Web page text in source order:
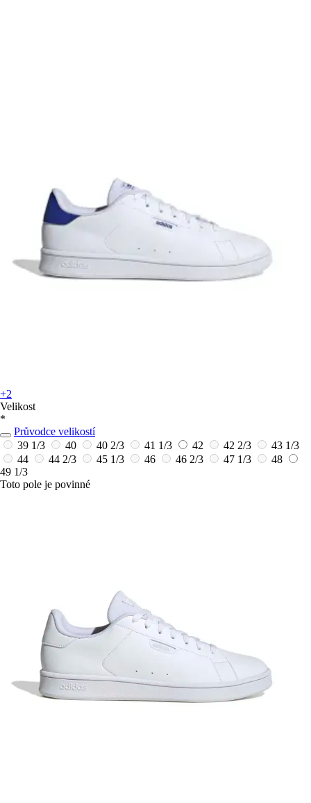
+2
Velikost
*
Průvodce velikostí
39 1/3
40 40 2/3 41 1/3 42 42 2/3
43 1/3
44
44 2/3 45 1/3 46 46 2/3 47 1/3
48
49 1/3
Toto pole je povinné